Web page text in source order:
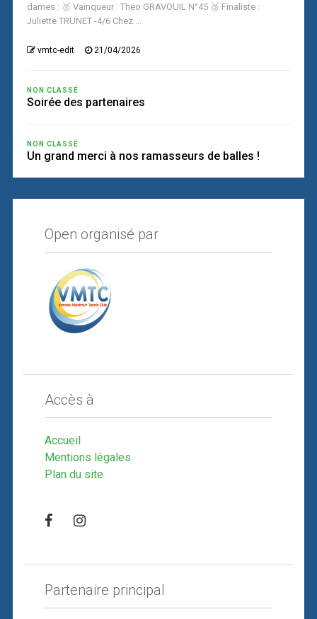
dames : 🥇 Vainqueur : Theo GRAVOUIL N°45 🥈 Finaliste :
Juliette TRUNET -4/6 Chez ...
vmtc-edit 21/04/2026
NON CLASSÉ
Soirée des partenaires
NON CLASSÉ
Un grand merci à nos ramasseurs de balles !
Open organisé par
Accès à
Accueil
Mentions légales
Plan du site
Partenaire principal